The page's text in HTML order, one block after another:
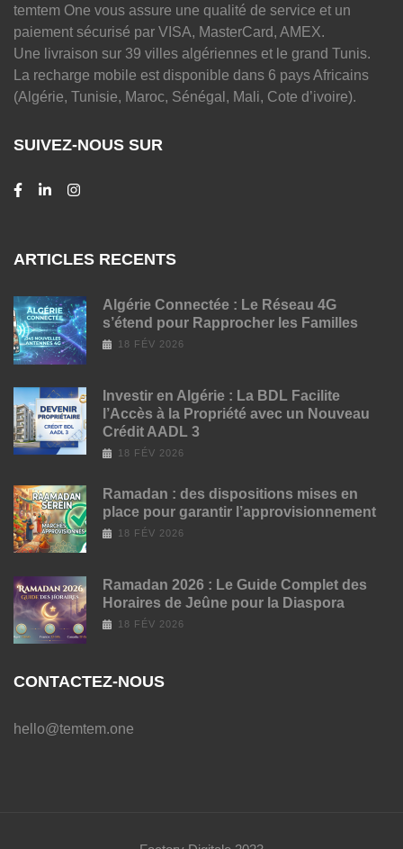
temtem One vous assure une qualité de service et un
paiement sécurisé par VISA, MasterCard, AMEX.
Une livraison sur 39 villes algériennes et le grand Tunis.
La recharge mobile est disponible dans 6 pays Africains
(Algérie, Tunisie, Maroc, Sénégal, Mali, Cote d’ivoire).
SUIVEZ-NOUS SUR
ARTICLES RECENTS
Algérie Connectée : Le Réseau 4G
s’étend pour Rapprocher les Familles
18 FÉV 2026
Investir en Algérie : La BDL Facilite
l’Accès à la Propriété avec un Nouveau
Crédit AADL 3
18 FÉV 2026
Ramadan : des dispositions mises en
place pour garantir l’approvisionnement
18 FÉV 2026
Ramadan 2026 : Le Guide Complet des
Horaires de Jeûne pour la Diaspora
18 FÉV 2026
CONTACTEZ-NOUS
hello@temtem.one